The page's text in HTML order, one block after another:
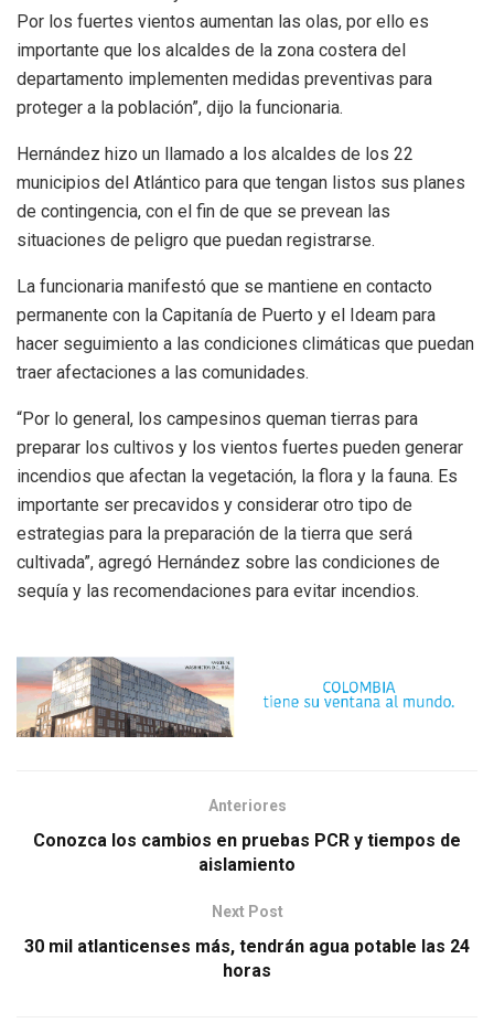
Por los fuertes vientos aumentan las olas, por ello es
importante que los alcaldes de la zona costera del
departamento implementen medidas preventivas para
proteger a la población”, dijo la funcionaria.
Hernández hizo un llamado a los alcaldes de los 22
municipios del Atlántico para que tengan listos sus planes
de contingencia, con el fin de que se prevean las
situaciones de peligro que puedan registrarse.
La funcionaria manifestó que se mantiene en contacto
permanente con la Capitanía de Puerto y el Ideam para
hacer seguimiento a las condiciones climáticas que puedan
traer afectaciones a las comunidades.
“Por lo general, los campesinos queman tierras para
preparar los cultivos y los vientos fuertes pueden generar
incendios que afectan la vegetación, la flora y la fauna. Es
importante ser precavidos y considerar otro tipo de
estrategias para la preparación de la tierra que será
cultivada”, agregó Hernández sobre las condiciones de
sequía y las recomendaciones para evitar incendios.
Anteriores
Conozca los cambios en pruebas PCR y tiempos de
aislamiento
Next Post
30 mil atlanticenses más, tendrán agua potable las 24
horas